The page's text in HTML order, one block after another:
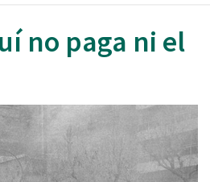
no paga ni el